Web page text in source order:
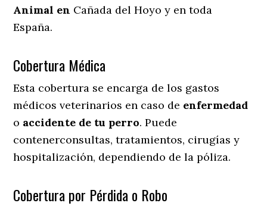
Animal en Cañada del Hoyo y en toda
España.
Cobertura Médica
Esta cobertura se encarga de los gastos
médicos veterinarios en caso de enfermedad
o accidente de tu perro. Puede
contenerconsultas, tratamientos, cirugías y
hospitalización, dependiendo de la póliza.
Cobertura por Pérdida o Robo